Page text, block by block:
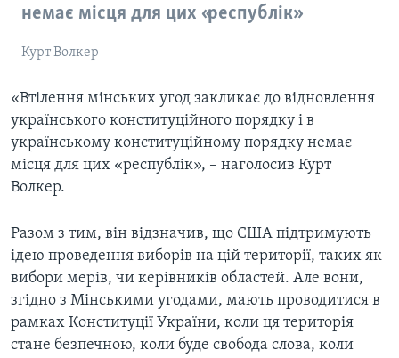
немає місця для цих «республік»
Курт Волкер
«Втілення мінських угод закликає до відновлення
українського конституційного порядку і в
українському конституційному порядку немає
місця для цих «республік», – наголосив Курт
Волкер.
Разом з тим, він відзначив, що США підтримують
ідею проведення виборів на цій території, таких як
вибори мерів, чи керівників областей. Але вони,
згідно з Мінськими угодами, мають проводитися в
рамках Конституції України, коли ця територія
стане безпечною, коли буде свобода слова, коли